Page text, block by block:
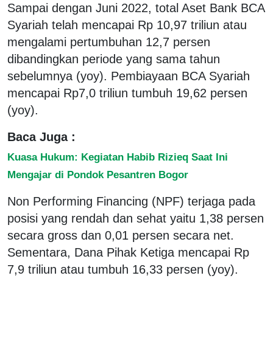
Sampai dengan Juni 2022, total Aset Bank BCA
Syariah telah mencapai Rp 10,97 triliun atau
mengalami pertumbuhan 12,7 persen
dibandingkan periode yang sama tahun
sebelumnya (yoy). Pembiayaan BCA Syariah
mencapai Rp7,0 triliun tumbuh 19,62 persen
(yoy).
Baca Juga :
Kuasa Hukum: Kegiatan Habib Rizieq Saat Ini
Mengajar di Pondok Pesantren Bogor
Non Performing Financing (NPF) terjaga pada
posisi yang rendah dan sehat yaitu 1,38 persen
secara gross dan 0,01 persen secara net.
Sementara, Dana Pihak Ketiga mencapai Rp
7,9 triliun atau tumbuh 16,33 persen (yoy).